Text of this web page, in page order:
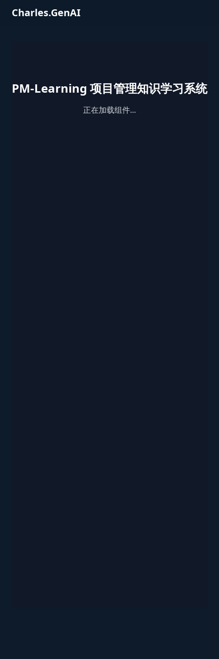
Charles.GenAI
PM-Learning 项目管理知识学习系统
正在加载组件...